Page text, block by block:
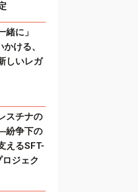
緒に」
ける、
しいレガ
スチナの
紛争下の
えるSFT-
ロジェク